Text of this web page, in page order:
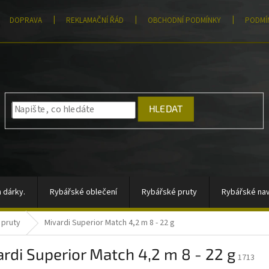
DOPRAVA REKLAMAČNÍ ŘÁD OBCHODNÍ PODMÍNKY
HLEDAT
dárky. Rybářské oblečení Rybářské pruty Rybářské
sady signalizátorů Vlasce a šňůry
Moře AKCE Pomůcky k zakrmování Jigové hlavy
Mivardi Superior Match 4,2 m 8 - 22 g
Superior Match 4,2 m 8 - 22 g 1713